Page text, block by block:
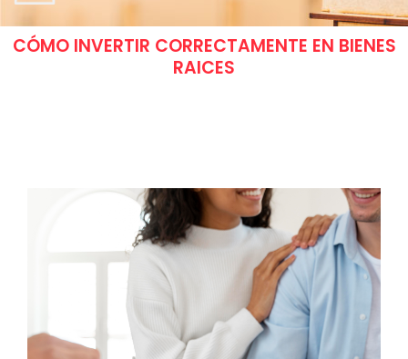
CÓMO INVERTIR CORRECTAMENTE EN BIENES
RAICES